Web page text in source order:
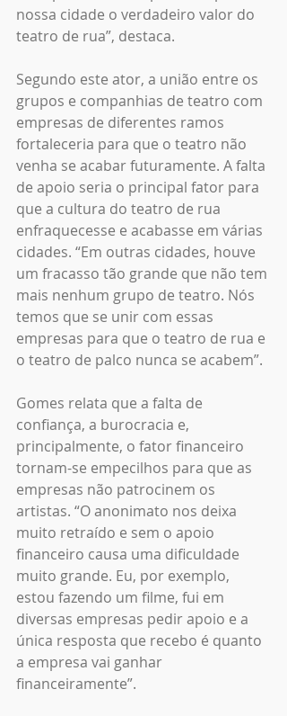
nossa cidade o verdadeiro valor do
teatro de rua”, destaca.
Segundo este ator, a união entre os
grupos e companhias de teatro com
empresas de diferentes ramos
fortaleceria para que o teatro não
venha se acabar futuramente. A falta
de apoio seria o principal fator para
que a cultura do teatro de rua
enfraquecesse e acabasse em várias
cidades. “Em outras cidades, houve
um fracasso tão grande que não tem
mais nenhum grupo de teatro. Nós
temos que se unir com essas
empresas para que o teatro de rua e
o teatro de palco nunca se acabem”.
Gomes relata que a falta de
confiança, a burocracia e,
principalmente, o fator financeiro
tornam-se empecilhos para que as
empresas não patrocinem os
artistas. “O anonimato nos deixa
muito retraído e sem o apoio
financeiro causa uma dificuldade
muito grande. Eu, por exemplo,
estou fazendo um filme, fui em
diversas empresas pedir apoio e a
única resposta que recebo é quanto
a empresa vai ganhar
financeiramente”.